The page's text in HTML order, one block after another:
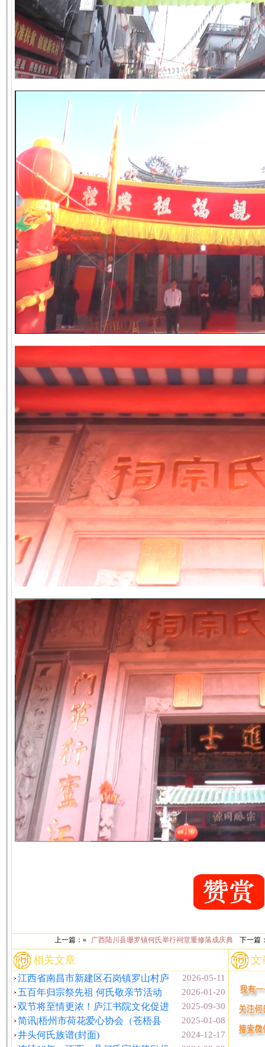
上一篇：« 广西陆川县珊罗镇何氏举行祠堂重修落成庆典 下一篇
相关文章
2026-05-11
江西省南昌市新建区石岗镇罗山村庐
2026-01-20
五百年归宗祭先祖 何氏敬亲节活动
2025-09-30
双节将至情更浓！庐江书院文化促进
2025-01-08
简讯|梧州市荷花爱心协会（苍梧县
2024-12-17
井头何氏族谱(封面)
文